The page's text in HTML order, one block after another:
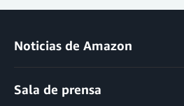
Noticias de Amazon
Sala de prensa